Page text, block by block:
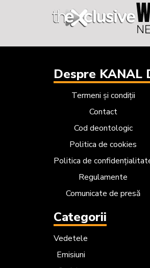
Despre KANAL
Termeni și condiții
Contact
Cod deontologic
Politica de cookies
Politica de
Regulamente
Comunicate de presă
Categorii
Vedetele
Emisiuni